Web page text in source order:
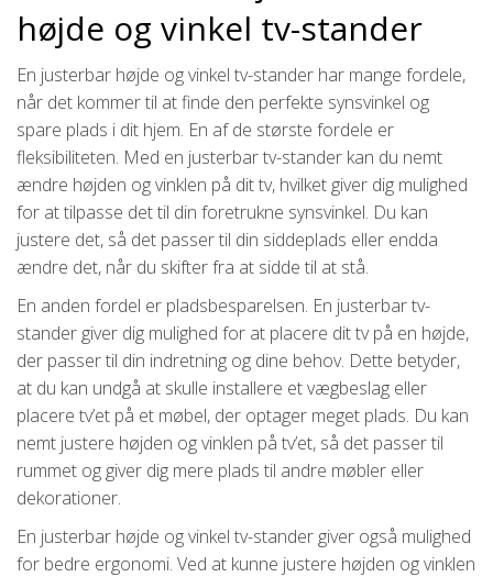
højde og vinkel tv-stander
En justerbar højde og vinkel tv-stander har mange fordele,
når det kommer til at finde den perfekte synsvinkel og
spare plads i dit hjem. En af de største fordele er
fleksibiliteten. Med en justerbar tv-stander kan du nemt
ændre højden og vinklen på dit tv, hvilket giver dig mulighed
for at tilpasse det til din foretrukne synsvinkel. Du kan
justere det, så det passer til din siddeplads eller endda
ændre det, når du skifter fra at sidde til at stå.
En anden fordel er pladsbesparelsen. En justerbar tv-
stander giver dig mulighed for at placere dit tv på en højde,
der passer til din indretning og dine behov. Dette betyder,
at du kan undgå at skulle installere et vægbeslag eller
placere tv’et på et møbel, der optager meget plads. Du kan
nemt justere højden og vinklen på tv’et, så det passer til
rummet og giver dig mere plads til andre møbler eller
dekorationer.
En justerbar højde og vinkel tv-stander giver også mulighed
for bedre ergonomi. Ved at kunne justere højden og vinklen